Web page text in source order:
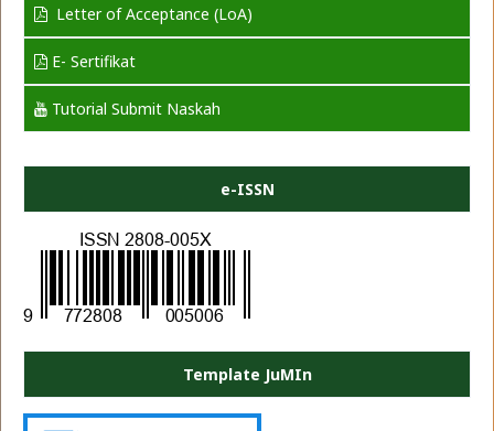
Letter of Acceptance (LoA)
E- Sertifikat
Tutorial Submit Naskah
e-ISSN
Template JuMIn